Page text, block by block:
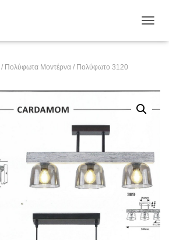
/ Πολύφωτα Μοντέρνα / Πολύφωτο 3120